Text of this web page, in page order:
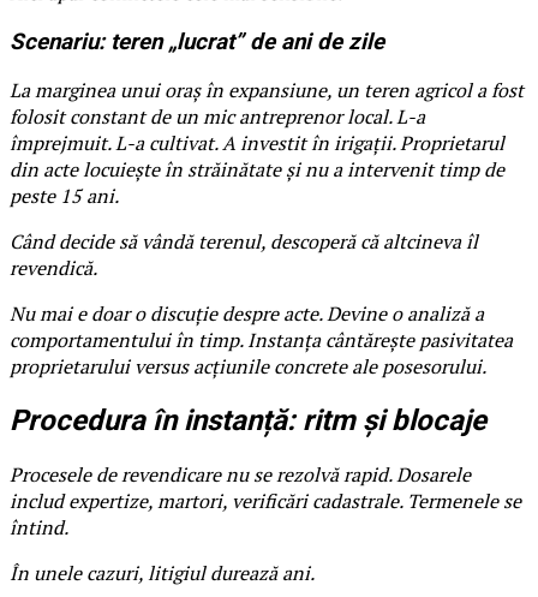
Scenariu: teren „lucrat” de ani de zile
La marginea unui oraș în expansiune, un teren agricol a fost
folosit constant de un mic antreprenor local. L-a
împrejmuit. L-a cultivat. A investit în irigații. Proprietarul
din acte locuiește în străinătate și nu a intervenit timp de
peste 15 ani.
Când decide să vândă terenul, descoperă că altcineva îl
revendică.
Nu mai e doar o discuție despre acte. Devine o analiză a
comportamentului în timp. Instanța cântărește pasivitatea
proprietarului versus acțiunile concrete ale posesorului.
Procedura în instanță: ritm și blocaje
Procesele de revendicare nu se rezolvă rapid. Dosarele
includ expertize, martori, verificări cadastrale. Termenele se
întind.
În unele cazuri, litigiul durează ani.